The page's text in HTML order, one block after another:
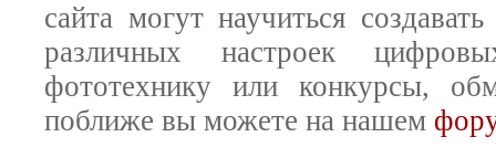
сайта могут научиться
различных настроек
фототехнику или конкурсы,
поближе вы можете на нашем